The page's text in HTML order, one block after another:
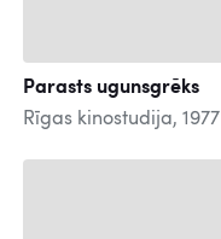
Parasts ugunsgrēks
Rīgas kinostudija, 1977